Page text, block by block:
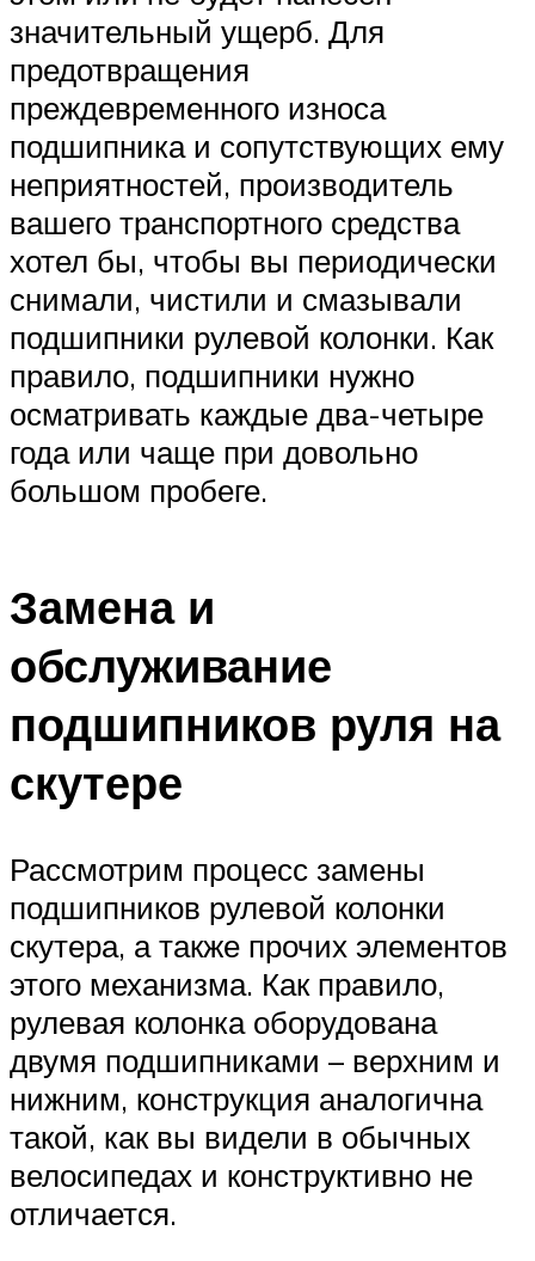
значительный ущерб. Для
предотвращения
преждевременного износа
подшипника и сопутствующих ему
неприятностей, производитель
вашего транспортного средства
хотел бы, чтобы вы периодически
снимали, чистили и смазывали
подшипники рулевой колонки. Как
правило, подшипники нужно
осматривать каждые два-четыре
года или чаще при довольно
большом пробеге.
Замена и
обслуживание
подшипников руля на
скутере
Рассмотрим процесс замены
подшипников рулевой колонки
скутера, а также прочих элементов
этого механизма. Как правило,
рулевая колонка оборудована
двумя подшипниками – верхним и
нижним, конструкция аналогична
такой, как вы видели в обычных
велосипедах и конструктивно не
отличается.